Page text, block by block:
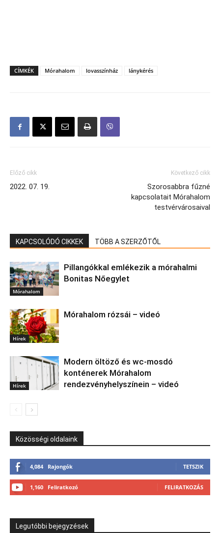
CÍMKÉK Mórahalom lovasszínház lánykérés
Előző cikk
2022. 07. 19.
Következő cikk
Szorosabbra fűzné
kapcsolatait Mórahalom
testvérvárosaival
KAPCSOLÓDÓ CIKKEK TÖBB A SZERZŐTŐL
Mórahalom
Pillangókkal emlékezik a mórahalmi
Bonitas Nőegylet
Hírek
Mórahalom rózsái – videó
Hírek
Modern öltöző és wc-mosdó
konténerek Mórahalom
rendezvényhelyszínein – videó
Közösségi oldalaink
4,084 Rajongók TETSZIK
1,160 Feliratkozó FELIRATKOZÁS
Legutóbbi bejegyzések